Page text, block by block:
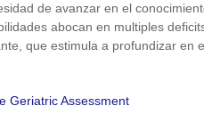
de avanzar en el
abocan en multiples
que estimula a profundizar en
Geriatric Assessment